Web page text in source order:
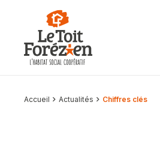
Aller au contenu
Accueil Actualités Chiffres clés